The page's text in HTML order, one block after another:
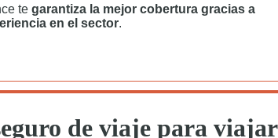
te garantiza la mejor cobertura gracias a
en el sector.
de viaje para viajar